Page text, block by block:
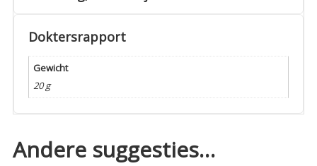
Doktersrapport
Gewicht
20 g
Andere suggesties…